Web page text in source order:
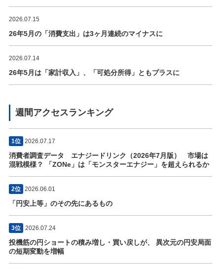
2026.07.15
26年5月の「消費支出」は3ヶ月連続のマイナスに
2026.07.14
26年5月は「家計収入」、「可処分所得」ともプラスに
週間アクセスランキング
1位 2026.07.17
消費者調査データ エナジードリンク（2026年7月版） 市場は
混戦模様？ 「ZONe」は「モンスターエナジー」を超えられるか
2位 2026.06.01
「円安上等」のその先にあるもの
3位 2026.07.24
投機筋の円ショートの積み増し・買い戻しが、 異次元の円安局面
の短期変動を増幅